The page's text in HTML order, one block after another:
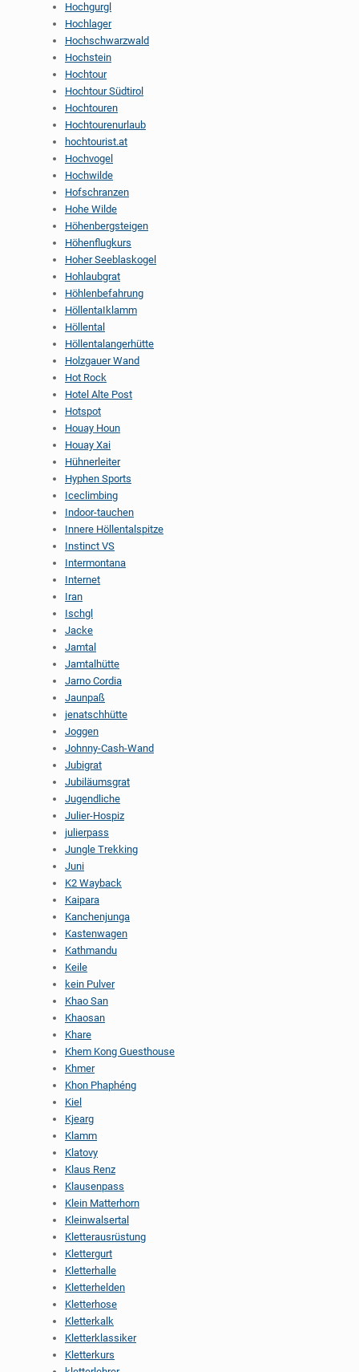
Hochgurgl
Hochlager
Hochschwarzwald
Hochstein
Hochtour
Hochtour Südtirol
Hochtouren
Hochtourenurlaub
hochtourist.at
Hochvogel
Hochwilde
Hofschranzen
Hohe Wilde
Höhenbergsteigen
Höhenflugkurs
Hoher Seeblaskogel
Hohlaubgrat
Höhlenbefahrung
HöllentaIklamm
Höllental
Höllentalangerhütte
Holzgauer Wand
Hot Rock
Hotel Alte Post
Hotspot
Houay Houn
Houay Xai
Hühnerleiter
Hyphen Sports
Iceclimbing
Indoor-tauchen
Innere Höllentalspitze
Instinct VS
Intermontana
Internet
Iran
Ischgl
Jacke
Jamtal
Jamtalhütte
Jarno Cordia
Jaunpaß
jenatschhütte
Joggen
Johnny-Cash-Wand
Jubigrat
Jubiläumsgrat
Jugendliche
Julier-Hospiz
julierpass
Jungle Trekking
Juni
K2 Wayback
Kaipara
Kanchenjunga
Kastenwagen
Kathmandu
Keile
kein Pulver
Khao San
Khaosan
Khare
Khem Kong Guesthouse
Khmer
Khon Phaphéng
Kiel
Kjearg
Klamm
Klatovy
Klaus Renz
Klausenpass
Klein Matterhorn
Kleinwalsertal
Kletterausrüstung
Klettergurt
Kletterhalle
Kletterhelden
Kletterhose
Kletterkalk
Kletterklassiker
Kletterkurs